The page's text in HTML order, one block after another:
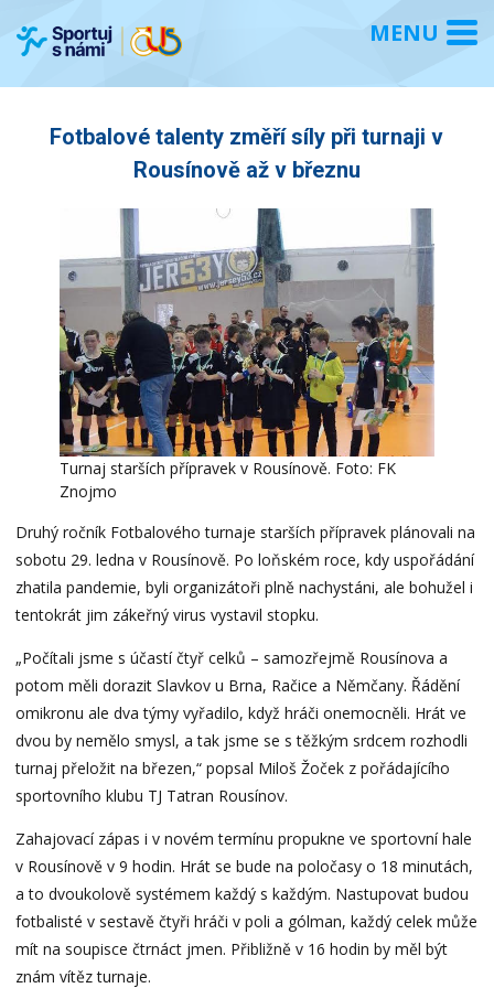
Fotbalové talenty změří síly při turnaji v
Rousínově až v březnu
Turnaj starších přípravek v Rousínově. Foto: FK
Znojmo
Druhý ročník Fotbalového turnaje starších přípravek plánovali na
sobotu 29. ledna v Rousínově. Po loňském roce, kdy uspořádání
zhatila pandemie, byli organizátoři plně nachystáni, ale bohužel i
tentokrát jim zákeřný virus vystavil stopku.
„Počítali jsme s účastí čtyř celků – samozřejmě Rousínova a
potom měli dorazit Slavkov u Brna, Račice a Němčany. Řádění
omikronu ale dva týmy vyřadilo, když hráči onemocněli. Hrát ve
dvou by nemělo smysl, a tak jsme se s těžkým srdcem rozhodli
turnaj přeložit na březen,“ popsal Miloš Žoček z pořádajícího
sportovního klubu TJ Tatran Rousínov.
Zahajovací zápas i v novém termínu propukne ve sportovní hale
v Rousínově v 9 hodin. Hrát se bude na poločasy o 18 minutách,
a to dvoukolově systémem každý s každým. Nastupovat budou
fotbalisté v sestavě čtyři hráči v poli a gólman, každý celek může
mít na soupisce čtrnáct jmen. Přibližně v 16 hodin by měl být
znám vítěz turnaje.